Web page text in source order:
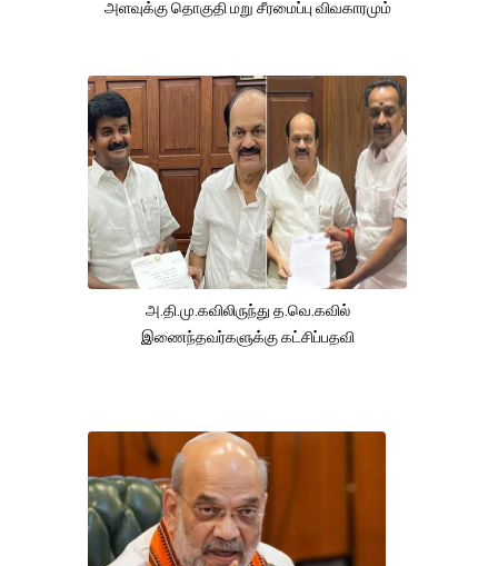
அளவுக்கு தொகுதி மறு சீரமைப்பு விவகாரமும்
அ.தி.மு.கவிலிருந்து த.வெ.கவில்
இணைந்தவர்களுக்கு கட்சிப்பதவி